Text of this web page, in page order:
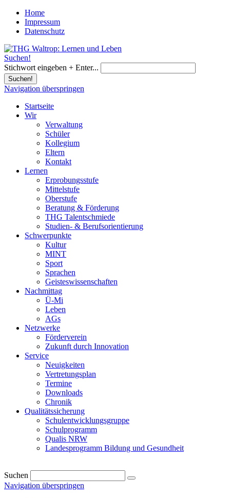
Home
Impressum
Datenschutz
Suchen!
Stichwort eingeben + Enter...
Suchen!
Navigation überspringen
Startseite
Wir
Verwaltung
Schüler
Kollegium
Eltern
Kontakt
Lernen
Erprobungsstufe
Mittelstufe
Oberstufe
Beratung & Förderung
THG Talentschmiede
Studien- & Berufsorientierung
Schwerpunkte
Kultur
MINT
Sport
Sprachen
Geisteswissenschaften
Nachmittag
Ü-Mi
Leben
AGs
Netzwerke
Förderverein
Zukunft durch Innovation
Service
Neuigkeiten
Vertretungsplan
Termine
Downloads
Chronik
Qualitätssicherung
Schulentwicklungsgruppe
Schulprogramm
Qualis NRW
Landesprogramm Bildung und Gesundheit
Suchen
Navigation überspringen